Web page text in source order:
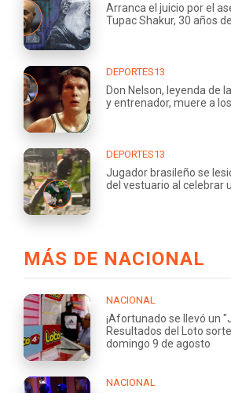
Arranca el juicio por el
Tupac Shakur, 30 años
DEPORTES13
Don Nelson, leyenda de
y entrenador, muere a
DEPORTES13
Jugador brasileño se
del vestuario al celebrar
MÁS DE NACIONAL
NACIONAL
¡Afortunado se llevó un
Resultados del Loto
domingo 9 de agosto
NACIONAL